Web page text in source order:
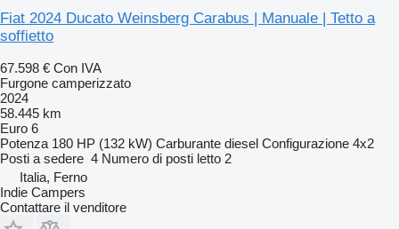
Fiat 2024 Ducato Weinsberg Carabus | Manuale | Tetto a
soffietto
67.598 € Con IVA
Furgone camperizzato
2024
58.445 km
Euro 6
Potenza 180 HP (132 kW) Carburante diesel Configurazione 4x2
Posti a sedere 4 Numero di posti letto 2
Italia, Ferno
Indie Campers
Contattare il venditore